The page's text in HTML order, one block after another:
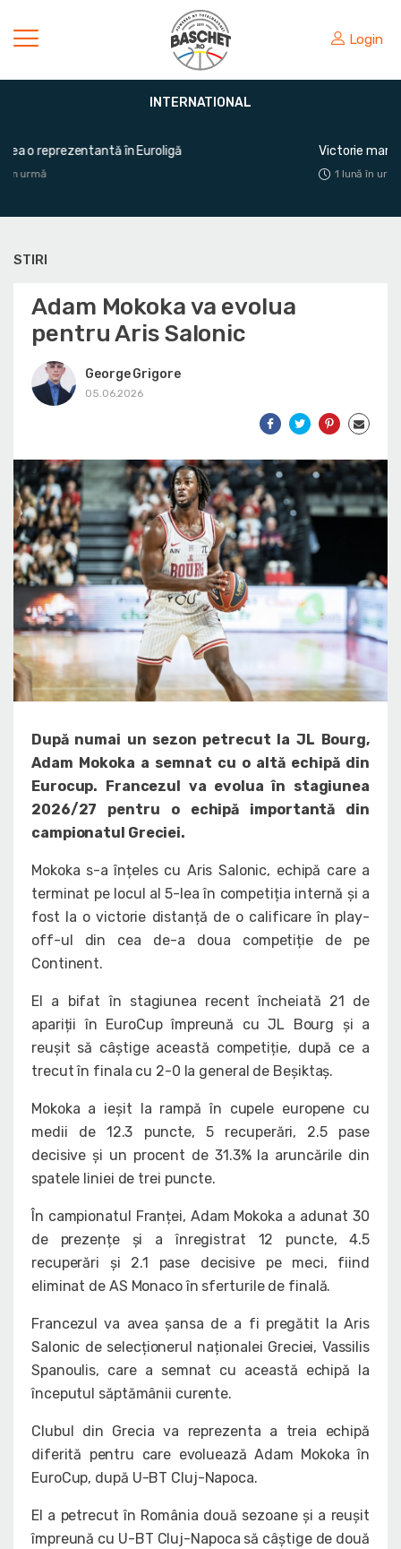
Login
INTERNATIONAL
Victorie mare pentru România în fața Greciei
STIRI
Adam Mokoka va evolua
pentru Aris Salonic
George Grigore
05.06.2026
După numai un sezon petrecut la JL Bourg,
Adam Mokoka a semnat cu o altă echipă din
Eurocup. Francezul va evolua în stagiunea
2026/27 pentru o echipă importantă din
campionatul Greciei.
Mokoka s-a înțeles cu Aris Salonic, echipă care a
terminat pe locul al 5-lea în competiția internă și a
fost la o victorie distanță de o calificare în play-
off-ul din cea de-a doua competiție de pe
Continent.
El a bifat în stagiunea recent încheiată 21 de
apariții în EuroCup împreună cu JL Bourg și a
reușit să câștige această competiție, după ce a
trecut în finala cu 2-0 la general de Beșiktaș.
Mokoka a ieșit la rampă în cupele europene cu
medii de 12.3 puncte, 5 recuperări, 2.5 pase
decisive și un procent de 31.3% la aruncările din
spatele liniei de trei puncte.
În campionatul Franței, Adam Mokoka a adunat 30
de prezențe și a înregistrat 12 puncte, 4.5
recuperări și 2.1 pase decisive pe meci, fiind
eliminat de AS Monaco în sferturile de finală.
Francezul va avea șansa de a fi pregătit la Aris
Salonic de selecționerul naționalei Greciei, Vassilis
Spanoulis, care a semnat cu această echipă la
începutul săptămânii curente.
Clubul din Grecia va reprezenta a treia echipă
diferită pentru care evoluează Adam Mokoka în
EuroCup, după U-BT Cluj-Napoca.
El a petrecut în România două sezoane și a reușit
împreună cu U-BT Cluj-Napoca să câștige de două